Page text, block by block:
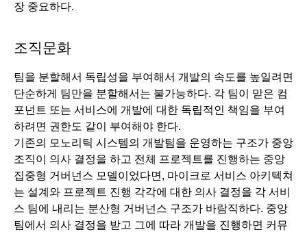
장 중요하다.
조직문화
팀을 분할해서 독립성을 부여해서 개발의 속도를 높일려면
단순하게 팀만을 분할해서는 불가능하다. 각 팀이 맏은 컴
포넌트 또는 서비스에 개발에 대한 독립적인 책임을 부여
하려면 권한도 같이 부여해야 한다.
기존의 모노리틱 시스템의 개발팀을 운영하는 구조가 중앙
조직이 의사 결정을 하고 전체 프로젝트를 진행하는 중앙
집중형 거버넌스 모델이었다면, 마이크로 서비스 아키텍쳐
는 설계와 프로젝트 진행 각각에 대한 의사 결정을 각 서비
스 팀에 내리는 분산형 거버넌스 구조가 바람직하다. 중앙
팀에서 의사 결정을 받고 그에 따라 개발을 진행하면 커뮤